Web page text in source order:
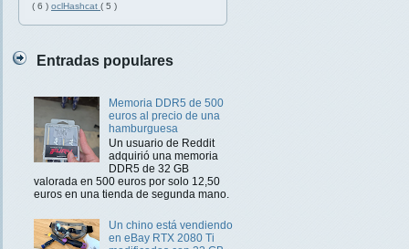
( 6 ) oclHashcat ( 5 )
Entradas populares
Memoria DDR5 de 500
euros al precio de una
hamburguesa
Un usuario de Reddit
adquirió una memoria
DDR5 de 32 GB
valorada en 500 euros por solo 12,50
euros en una tienda de segunda mano.
Un chino está vendiendo
en eBay RTX 2080 Ti